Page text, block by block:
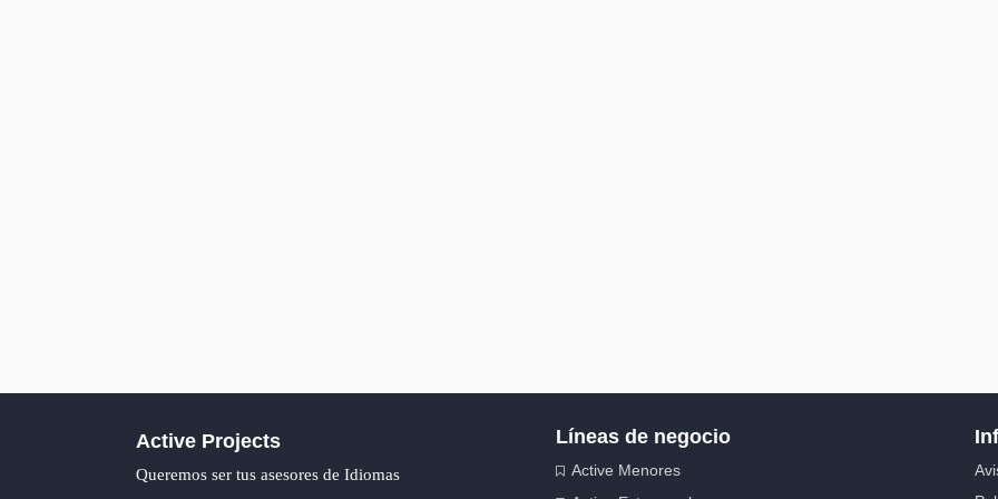
Active Projects
Queremos ser tus asesores de Idiomas
Líneas de negocio
Active Menores